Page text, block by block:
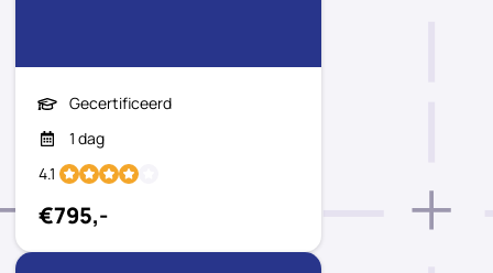
Gecertificeerd
1 dag
4.1
€795,-